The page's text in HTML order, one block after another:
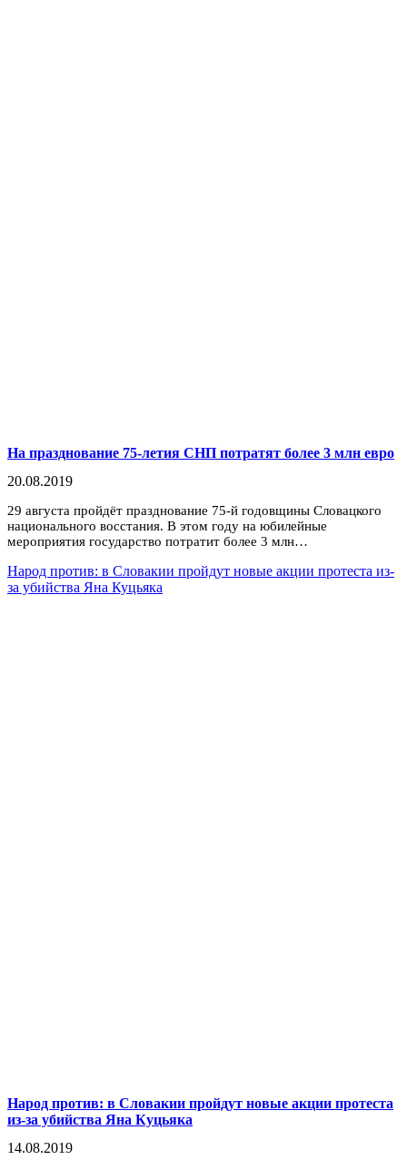
На празднование 75-летия СНП потратят более 3 млн евро
20.08.2019
29 августа пройдёт празднование 75-й годовщины Словацкого
национального восстания. В этом году на юбилейные
мероприятия государство потратит более 3 млн…
Народ против: в Словакии пройдут новые акции протеста из-
за убийства Яна Куцьяка
Народ против: в Словакии пройдут новые акции протеста
из-за убийства Яна Куцьяка
14.08.2019